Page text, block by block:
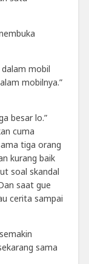
mobil
mobilnya.”
besar lo.”
cuma
tiga orang
kurang baik
soal skandal
saat gue
cerita sampai
sama